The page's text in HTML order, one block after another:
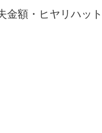
金額・ヒヤリハッ